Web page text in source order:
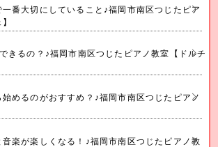
番大切にしていること♪福岡市南区つじたピア
きるの？♪福岡市南区つじたピアノ教室【ドルチ
めるのがおすすめ？♪福岡市南区つじたピアノ
楽が楽しくなる！♪福岡市南区つじたピアノ教